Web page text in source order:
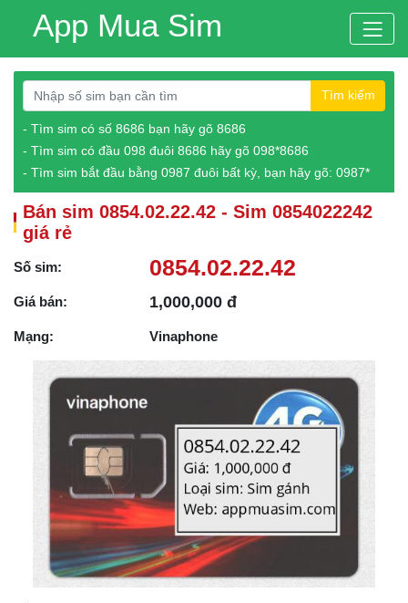
App Mua Sim
Tìm kiếm
- Tìm sim có số 8686 bạn hãy gõ 8686
- Tìm sim có đầu 098 đuôi 8686 hãy gõ 098*8686
- Tìm sim bắt đầu bằng 0987 đuôi bất kỳ, bạn hãy gõ: 0987*
Bán sim 0854.02.22.42 - Sim 0854022242
giá rẻ
Số sim: 0854.02.22.42
Giá bán: 1,000,000 đ
Mạng: Vinaphone